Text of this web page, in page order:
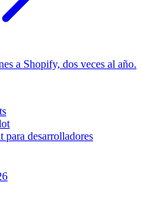
a Shopify, dos veces al año.
desarrolladores